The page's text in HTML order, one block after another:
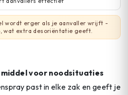
wordt erger als je aanvaller wrijft -
wat extra desoriëntatie geeft.
voor noodsituaties
past in elke zak en geeft je